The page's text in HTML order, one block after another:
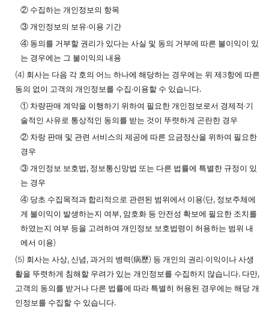
② 수집하는 개인정보의 항목
③ 개인정보의 보유∙이용 기간
④ 동의를 거부할 권리가 있다는 사실 및 동의 거부에 따른 불이익이 있
는 경우에는 그 불이익의 내용
(4) 회사는 다음 각 호의 어느 하나에 해당하는 경우에는 위 제3항에 따른
동의 없이 고객의 개인정보를 수집∙이용할 수 있습니다.
① 차량판매 계약을 이행하기 위하여 필요한 개인정보로서 경제적∙기
술적인 사유로 통상적인 동의를 받는 것이 뚜렷하게 곤란한 경우
② 차랑 판매 및 관련 서비스의 제공에 따른 요금정산을 위하여 필요한
경우
③ 개인정보 보호법, 정보통신망법 또는 다른 법률에 특별한 규정이 있
는 경우
④ 당초 수집목적과 합리적으로 관련된 범위에서 이용(단, 정보주체에
게 불이익이 발생하는지 여부, 암호화 등 안전성 확보에 필요한 조치를
하였는지 여부 등을 고려하여 개인정보 보호법령이 허용하는 범위 내
에서 이용)
(5) 회사는 사상, 신념, 과거의 병력(病歷) 등 개인의 권리∙이익이나 사생
활을 뚜렷하게 침해할 우려가 있는 개인정보를 수집하지 않습니다. 다만,
고객의 동의를 받거나 다른 법률에 따라 특별히 허용된 경우에는 해당 개
인정보를 수집할 수 있습니다.